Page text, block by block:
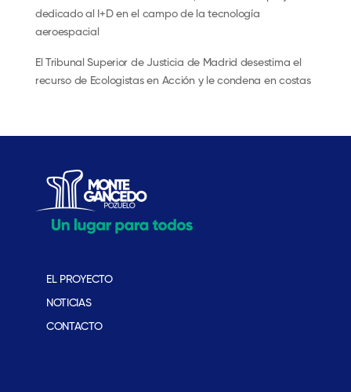
dedicado al I+D en el campo de la tecnología
aeroespacial
El Tribunal Superior de Justicia de Madrid desestima el
recurso de Ecologistas en Acción y le condena en costas
EL PROYECTO
NOTICIAS
CONTACTO